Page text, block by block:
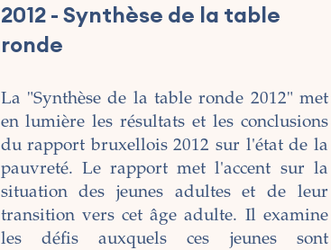
2012 - Synthèse de la table
ronde
La "Synthèse de la table ronde 2012" met
en lumière les résultats et les conclusions
du rapport bruxellois 2012 sur l'état de la
pauvreté. Le rapport met l'accent sur la
situation des jeunes adultes et de leur
transition vers cet âge adulte. Il examine
les défis auxquels ces jeunes sont